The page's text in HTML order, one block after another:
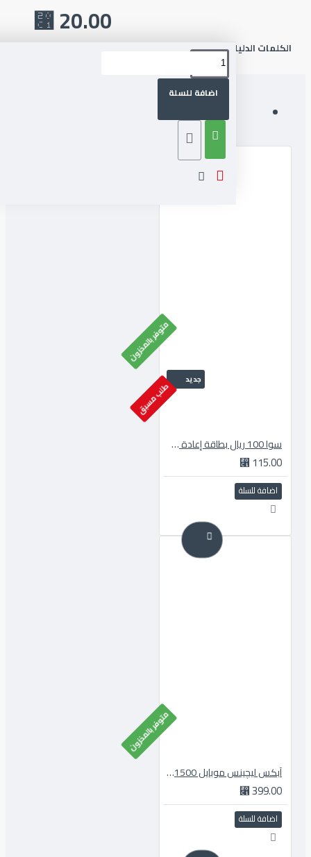
20.00 ⃁
اضافة للسلة
الدليليلة : بطاقة-إعادة-شحن-سوا-٢٠-ريال
متوفر بالمخزون
طلب مسبق
سوا 100 ريال بطاقة إعادة شحن
115.00 ⃁
اضافة للسلة
متوفر بالمخزون
آبكس ليچينس موبايل 11500 قولد
399.00 ⃁
اضافة للسلة